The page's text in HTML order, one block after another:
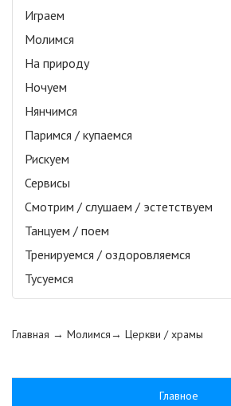
Играем
Молимся
На природу
Ночуем
Нянчимся
Паримся / купаемся
Рискуем
Сервисы
Смотрим / слушаем / эстетствуем
Танцуем / поем
Тренируемся / оздоровляемся
Тусуемся
Главная → Молимся→ Церкви / храмы
Главное